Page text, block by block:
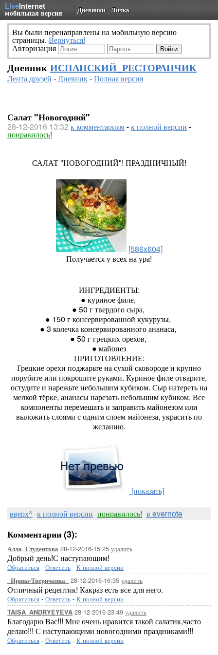
LiveInternet
мобильная версия Дневники Личка
Вы были перенаправлены на мобильную версию
страницы. Вернуться!
Авторизация
Дневник ИСПАНСКИЙ_РЕСТОРАНЧИК
Лента друзей -Дневник-Полная версия
Салат "Новогодний"
28-12-2016 13:32 к комментариям-к полной версии -
понравилось!
САЛАТ "НОВОГОДНИЙ"! ПРАЗДНИЧНЫЙ!
[586x604]
Получается у всех на ура!
ИНГРЕДИЕНТЫ:
● куриное филе,
● 50 г твердого сыра,
● 150 г консервированной кукурузы,
● 3 колечка консервированного ананаса,
● 50 г грецких орехов,
● майонез
ПРИГОТОВЛЕНИЕ:
Грецкие орехи поджарьте на сухой сковороде и крупно
порубите или покрошите руками. Куриное филе отварите,
остудите и нарежьте небольшим кубиком. Сыр натереть на
мелкой тёрке, ананасы нарезать небольшим кубиком. Все
компоненты перемешать и заправить майонезом или
выложить слоями с одним слоем майонеза, украсить по
желанию.
[показать]
вверх^ к полной версии понравилось! в evernote
Комментарии (3):
Алла_Студентова 28-12-2016-15:25 удалить
Добрый день!С наступающим!
Обратиться - Ответить - К полной версии
_Ирина-Тверичанка_ 28-12-2016-16:35 удалить
Отличный рецептик! Какраз есть все для него.
Обратиться - Ответить - К полной версии
TAISA_ANDRYEYEVA 28-12-2016-23:49 удалить
Благодарю Вас!!! Мне очень нравится такой салатик,часто
делаю!!! С наступающими новогодними праздниками!!!
Обратиться - Ответить - К полной версии